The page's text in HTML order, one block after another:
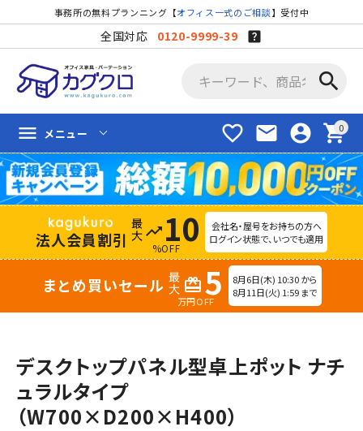
事務所の無料プランニング【オフィス一式のご相談】受付中
全国対応 0120-9999-39
search
favorite_border mail account_circle shopping_cart
menu メニュー
法人会員割引 trending_up 10
%OFF
会社名・屋号をお持ちの方へ
ログイン状態で、いつでも適用
まとめ買いセール redeem 5
万円OFF
8月6日(木) 10:30 から
8月11日(火) 1:59 まで
デスクトップパネル型卓上ポット ナチ
ュラルタイプ
（W700×D200×H400）